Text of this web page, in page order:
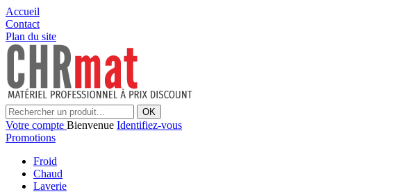
Accueil
Contact
Plan du site
OK
Votre compte Bienvenue Identifiez-vous
Promotions
Froid
Chaud
Laverie